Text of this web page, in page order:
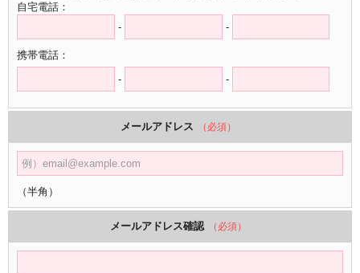
自宅電話：
-
-
携帯電話：
-
-
メールアドレス （必須）
（半角）
メールアドレス確認 （必須）